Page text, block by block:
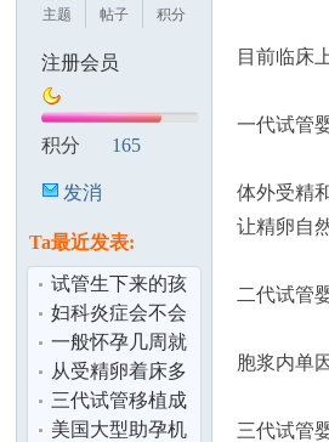
主题
帖子
积分
注册会员
积分 165
发消
Ta最近发表:
试管生下来的孩
子健康吗？/做试
管会不会很
妇科炎症会不会
影响怀孕生育 /
去做试管婴
一般怀孕几周就
会出现胎心胎
芽？/第一次怀
从受精卵着床多
久可以知道怀
孕？
三代试管移植成
功率高吗？
美国大型助孕机
目前临床
一代试管
体外受精
让精卵自
二代试管
胞浆内单
三代试管